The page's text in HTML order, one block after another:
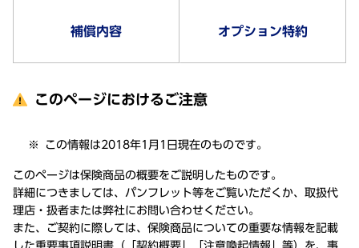
補償内容 オプション特約
このページにおけるご注意
この情報は2018年1月1日現在のものです。
このページは保険商品の概要をご説明したものです。
詳細につきましては、パンフレット等をご覧いただくか、取扱代
理店・扱者または弊社にお問い合わせください。
また、ご契約に際しては、保険商品についての重要な情報を記載
した重要事項説明書（「契約概要」「注意喚起情報」等）を、事